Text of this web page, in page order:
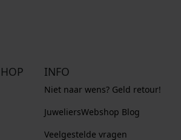
INFO
Niet naar wens? Geld retour!
JuweliersWebshop Blog
Veelgestelde vragen